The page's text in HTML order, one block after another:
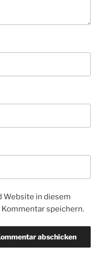
Website in diesem
speichern.